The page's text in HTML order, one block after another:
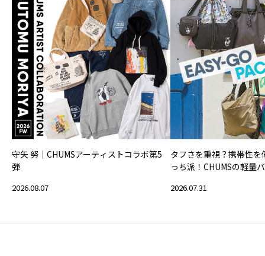
守矢 努｜CHUMSアーティストコラボ第5
弾
2026.08.07
タフさを重視？携帯性
っち派！CHUMSの軽量
2026.07.31